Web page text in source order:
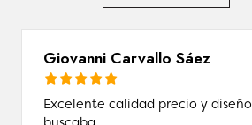
Giovanni Carvallo Sáez
Excelente calidad precio y